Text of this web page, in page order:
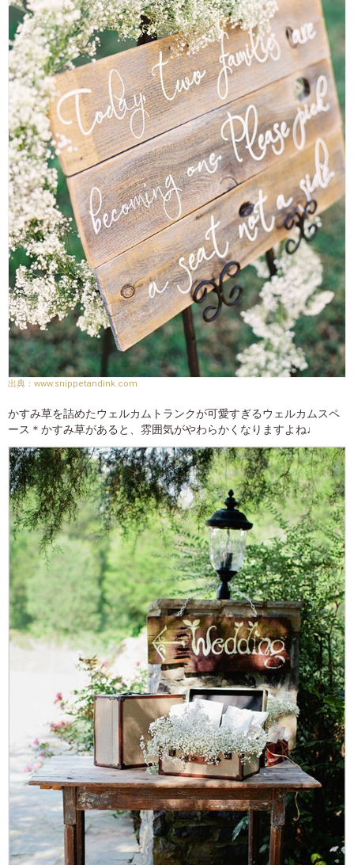
www.snippetandink.com
かすみ草を詰めたウェルカムトランクが可愛すぎるウェルカムスペ
ース＊かすみ草があると、雰囲気がやわらかくなりますよね♩